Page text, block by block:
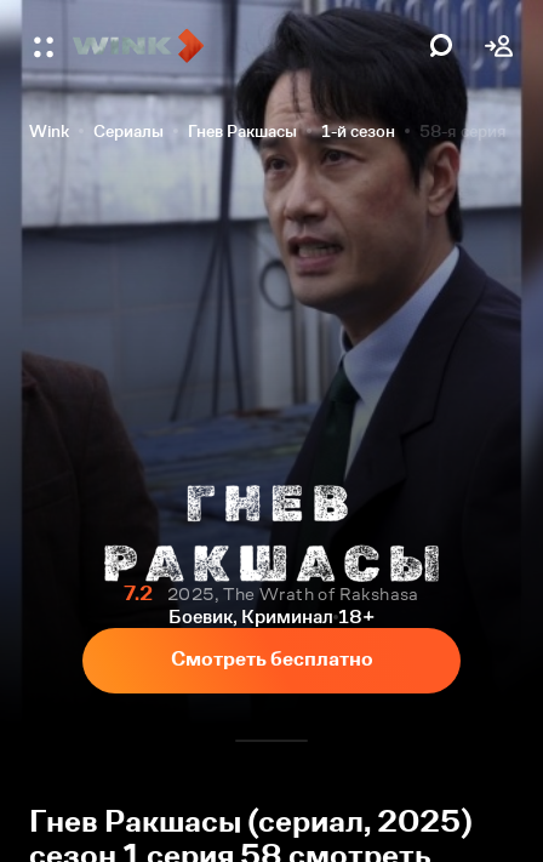
Wink Сериалы Гнев Ракшасы 1-й сезон 58-я серия
7.2
2025, The Wrath of Rakshasa
Боевик, Криминал 18+
Смотреть бесплатно
Гнев Ракшасы (сериал, 2025)